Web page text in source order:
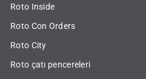
Roto Inside
Roto Con Orders
Roto City
Roto çatı pencereleri